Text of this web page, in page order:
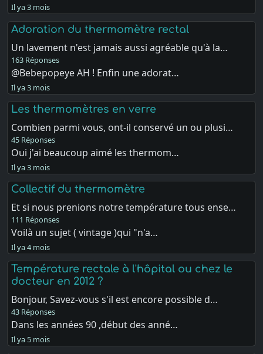
Il ya 3 mois
Adoration du thermomètre rectal
Un lavement n'est jamais aussi agréable qu'à la…
163 Réponses
@Bebepopeye AH ! Enfin une adorat…
Il ya 3 mois
Les thermomètres en verre
Combien parmi vous, ont-il conservé un ou plusi…
45 Réponses
Oui j'ai beaucoup aimé les thermom…
Il ya 3 mois
Collectif du thermomètre
Et si nous prenions notre température tous ense…
111 Réponses
Voilà un sujet ( vintage )qui "n'a…
Il ya 4 mois
Température rectale à l'hôpital ou chez le
docteur en 2012 ?
Bonjour, Savez-vous s'il est encore possible d…
43 Réponses
Dans les années 90 ,début des anné…
Il ya 5 mois